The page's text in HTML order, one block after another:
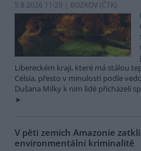
5.8.2026 11:20 | BOZKOV (ČTK)
Libereckém kraji, které má stálou
Celsia, přesto v minulosti podle
Dušana Milky k nim lidé přicházeli
V pěti zemích Amazonie
environmentální kriminalitě